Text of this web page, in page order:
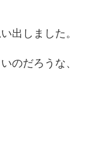
出しました。
のだろうな、